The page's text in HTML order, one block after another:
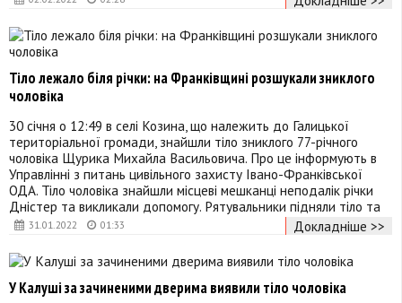
31.01.2022 01:33
Тіло лежало біля річки: на Франківщині розшукали зниклого
чоловіка
30 січня о 12:49 в селі Козина, що належить до Галицької
територіальної громади, знайшли тіло зниклого 77-річного
чоловіка Щурика Михайла Васильовича. Про це інформують в
Управлінні з питань цивільного захисту Івано-Франківської
ОДА. Тіло чоловіка знайшли місцеві мешканці неподалік річки
Дністер та викликали допомогу. Рятувальники підняли тіло та
Докладніше >>
У Калуші за зачиненими дверима виявили тіло чоловіка